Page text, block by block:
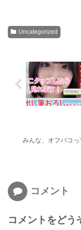
Uncategorized
みんな、オフパコ
コメント
コメントをどう